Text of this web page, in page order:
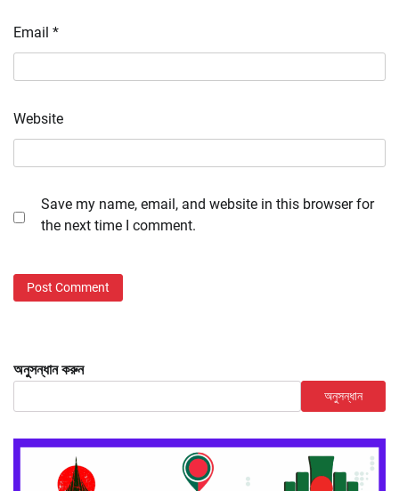
Email *
Website
Save my name, email, and website in this browser for
the next time I comment.
অনুসন্ধান করুন
অনুসন্ধান